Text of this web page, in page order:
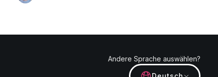
Andere Sprache auswählen?